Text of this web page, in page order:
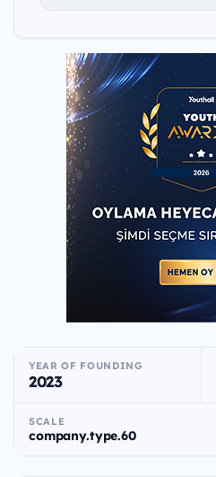
YEAR OF FOUNDING
2023
SCALE
company.type.60